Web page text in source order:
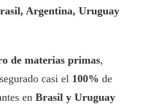
Argentina, Uruguay
de materias primas,
casi el 100% de
en Brasil y Uruguay